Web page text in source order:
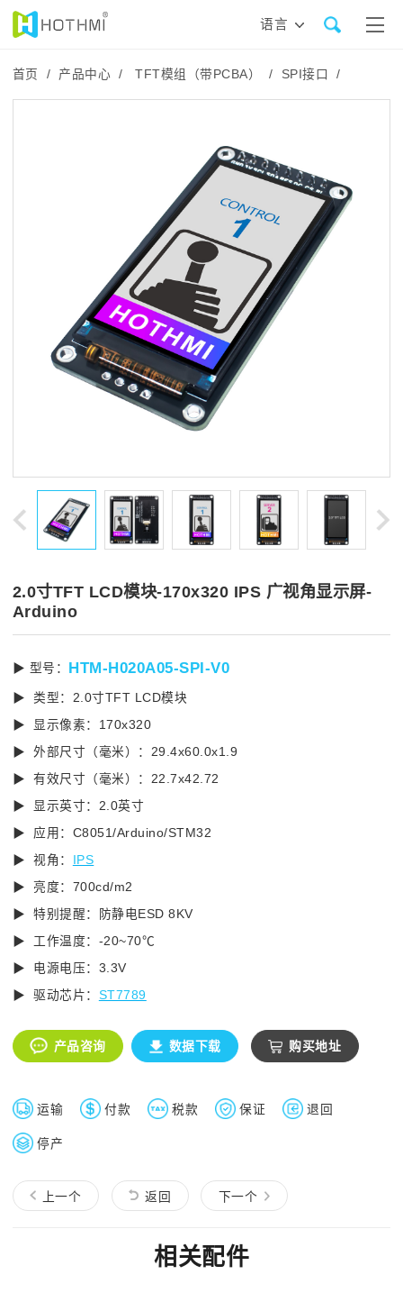
语言
首页 / 产品中心 / TFT模组（带PCBA） / SPI接口 /
2.0寸TFT LCD模块-170x320 IPS 广视角显示屏-
Arduino
▶ 型号： HTM-H020A05-SPI-V0
▶ 类型：2.0寸TFT LCD模块
▶ 显示像素：170x320
▶ 外部尺寸（毫米）：29.4x60.0x1.9
▶ 有效尺寸（毫米）：22.7x42.72
▶ 显示英寸：2.0英寸
▶ 应用：C8051/Arduino/STM32
▶ 视角： IPS
▶ 亮度：700cd/m2
▶ 特别提醒：防静电ESD 8KV
▶ 工作温度：-20~70℃
▶ 电源电压：3.3V
▶ 驱动芯片： ST7789
产品咨询 数据下载 购买地址
运输 付款 税款 保证 退回
停产
上一个 返回 下一个
相关配件